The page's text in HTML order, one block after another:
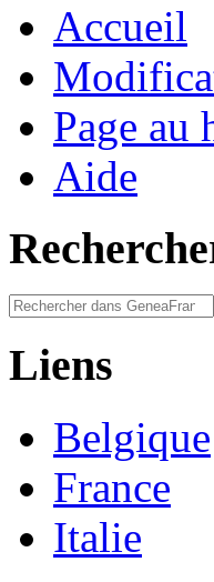
Accueil
Page au
Aide
Liens
Belgique
France
Italie